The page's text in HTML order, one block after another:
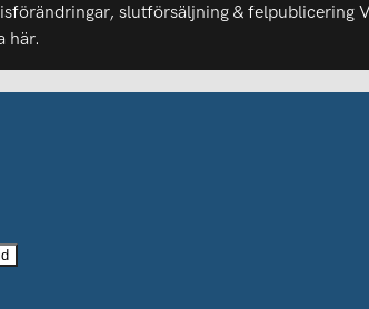
slutförsäljning & felpublicering
här.